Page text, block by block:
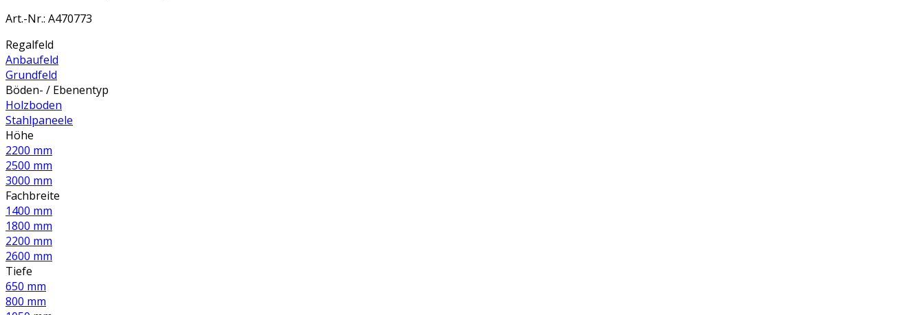
Art.-Nr.: A470773
Regalfeld
Anbaufeld
Grundfeld
Böden- / Ebenentyp
Holzboden
Stahlpaneele
Höhe
2200 mm
2500 mm
3000 mm
Fachbreite
1400 mm
1800 mm
2200 mm
2600 mm
Tiefe
650 mm
800 mm